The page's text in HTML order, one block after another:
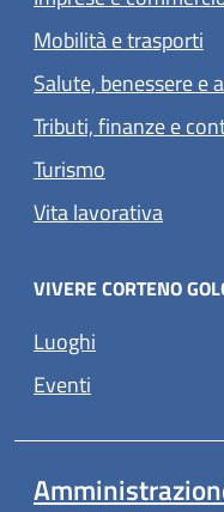
Mobilità e trasporti
Salute, benessere e
Tributi, finanze e
Turismo
Vita lavorativa
VIVERE CORTENO
Luoghi
Eventi